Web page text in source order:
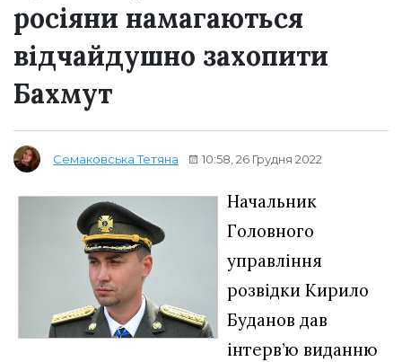
росіяни намагаються
відчайдушно захопити
Бахмут
Семаковська Тетяна 10:58, 26 Грудня 2022
Начальник
Головного
управління
розвідки Кирило
Буданов дав
інтерв’ю виданню